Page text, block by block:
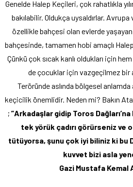
Genelde Halep Keçileri, çok rahatlıkla
bakılabilir. Oldukça uysaldırlar.
özellikle bahçesi olan evlerde
bahçesinde, tamamen hobi amaçlı
Çünkü çok sıcak kanlı oldukları için
de çocuklar için vazgeçilmez bir
Teröründe aslında bölgesel anlamda
keçicilik önemlidir. Neden mi? Bakın
; ”Arkadaşlar gidip Toros
tek yörük çadırı görürseniz ve
tütüyorsa, şunu çok iyi biliniz ki bu
kuvvet bizi asla
Gazi Mustafa Kemal